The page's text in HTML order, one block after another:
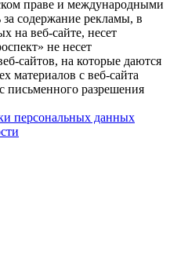
праве и международными
содержание рекламы, в
на веб-сайте, несет
не несет
сайтов, на которые даются
материалов с веб-сайта
письменного разрешения
персональных данных